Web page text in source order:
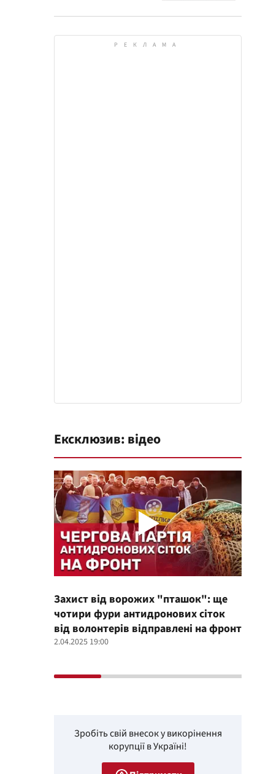
Ексклюзив: відео
Захист від ворожих "пташок": ще
чотири фури антидронових сіток
від волонтерів відправлені на фронт
2.04.2025 19:00
Зробіть свій внесок у викорінення
корупції в Україні!